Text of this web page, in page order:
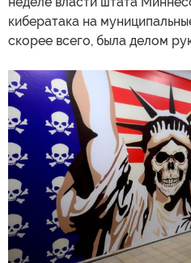
кибератака на
скорее всего, была делом